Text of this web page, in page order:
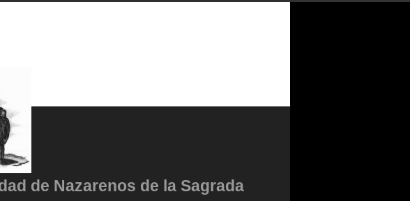
de Nazarenos de la Sagrada